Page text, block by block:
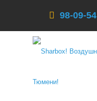
98-09-54